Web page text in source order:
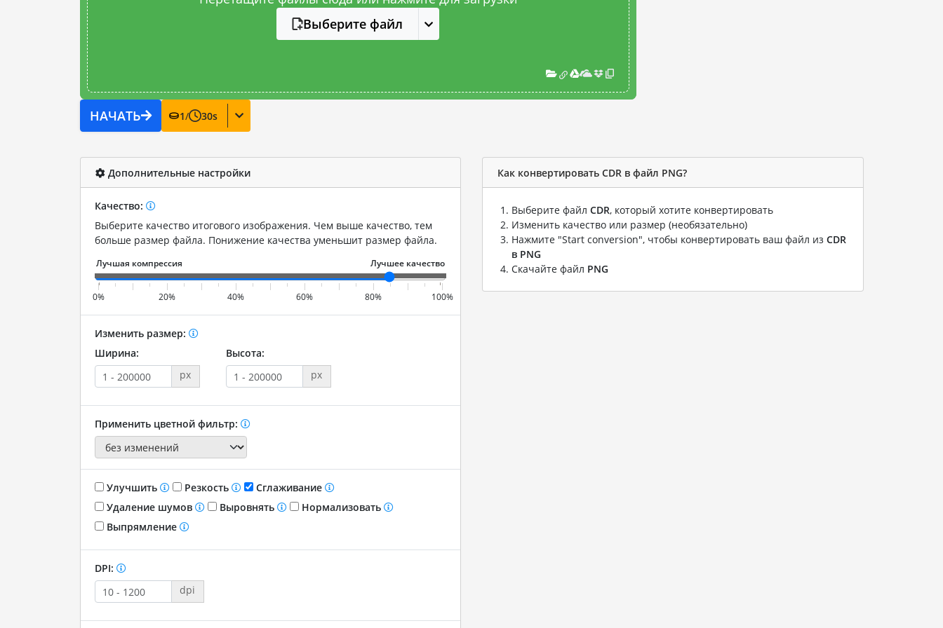
Выберите файл
НАЧАТЬ 1/ 30s
Дополнительные настройки
Качество:
Выберите качество итогового изображения. Чем выше качество, тем
больше размер файла. Понижение качества уменьшит размер файла.
0% 20% 40% 60% 80% 100%
Изменить размер:
Ширина:
px
Высота:
px
Применить цветной фильтр:
Улучшить Резкость
Сглаживание
Удаление шумов
Выровнять
Нормализовать
Выпрямление
DPI:
dpi
Как конвертировать CDR в файл PNG?
Выберите файл CDR, который хотите конвертировать
Изменить качество или размер (необязательно)
Нажмите "Start conversion", чтобы конвертировать ваш файл из CDR
в PNG
Скачайте файл PNG